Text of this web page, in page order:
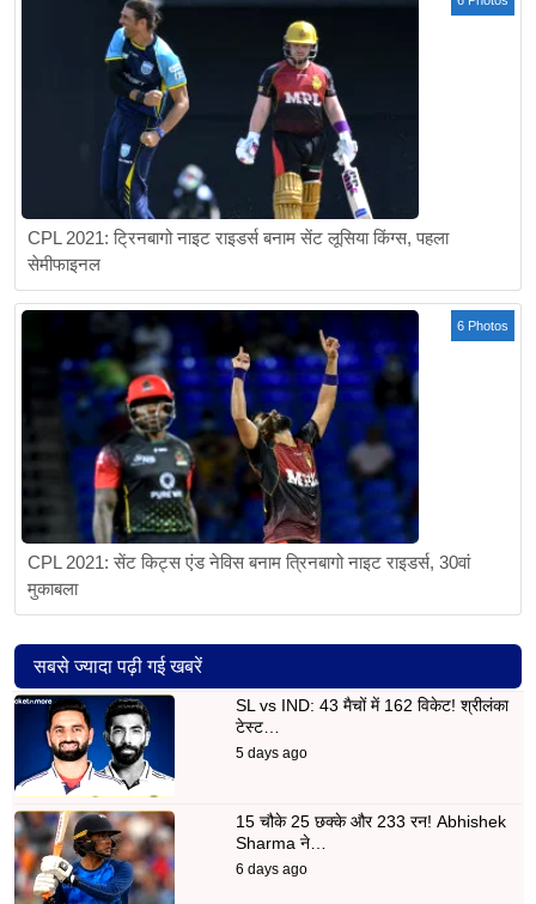
CPL 2021: ट्रिनबागो नाइट राइडर्स बनाम सेंट लूसिया किंग्स, पहला
सेमीफाइनल
6 Photos
CPL 2021: सेंट किट्स एंड नेविस बनाम त्रिनबागो नाइट राइडर्स, 30वां
मुकाबला
सबसे ज्यादा पढ़ी गई खबरें
SL vs IND: 43 मैचों में 162 विकेट! श्रीलंका
टेस्ट…
5 days ago
15 चौके 25 छक्के और 233 रन! Abhishek
Sharma ने…
6 days ago